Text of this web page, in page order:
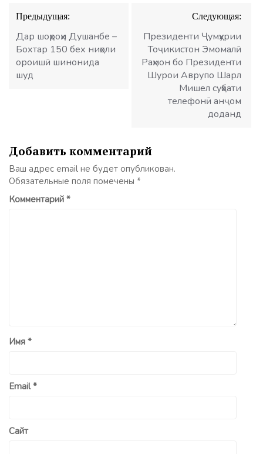
Навигация
по
записям
Предыдущая:
Дар шоҳроҳи Душанбе –
Бохтар 150 бех ниҳоли
ороишӣ шинонида
шуд
Следующая:
Президенти Ҷумҳурии
Тоҷикистон Эмомалӣ
Раҳмон бо Президенти
Шурои Аврупо Шарл
Мишел суҳбати
телефонӣ анҷом
доданд
Добавить комментарий
Ваш адрес email не будет опубликован.
Обязательные поля помечены *
Комментарий *
Имя *
Email*
Сайт